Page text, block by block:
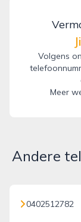
Volgens
Meer
Andere
0402512782